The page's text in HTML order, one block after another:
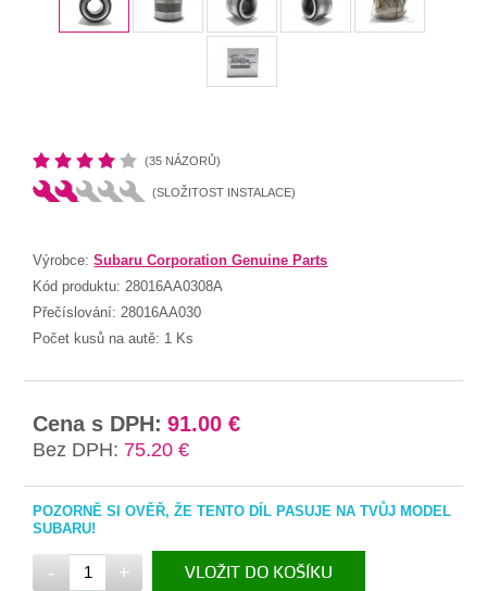
(35 NÁZORŮ)
(SLOŽITOST INSTALACE)
Výrobce:Subaru Corporation Genuine Parts
Kód produktu: 28016AA0308A
Přečíslování: 28016AA030
Počet kusů na autě: 1 Ks
Cena s DPH: 91.00 €
Bez DPH: 75.20 €
POZORNĚ SI OVĚŘ, ŽE TENTO DÍL PASUJE NA TVŮJ MODEL
SUBARU!
- + VLOŽIT DO KOŠÍKU